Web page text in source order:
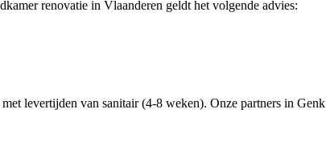
renovatie in Vlaanderen geldt het volgende advies:
levertijden van sanitair (4-8 weken). Onze partners in Genk